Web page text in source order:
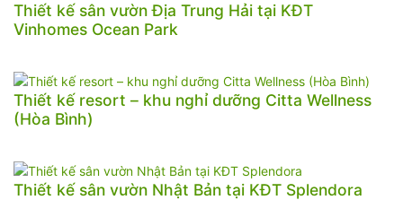
Thiết kế sân vườn Địa Trung Hải tại KĐT
Vinhomes Ocean Park
Thiết kế resort – khu nghỉ dưỡng Citta Wellness
(Hòa Bình)
Thiết kế sân vườn Nhật Bản tại KĐT Splendora